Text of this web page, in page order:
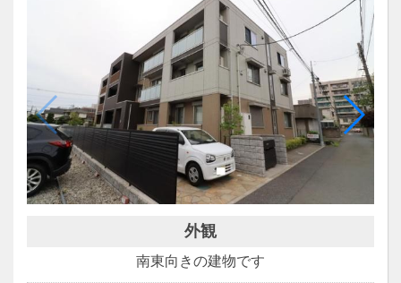
外観
南東向きの建物です